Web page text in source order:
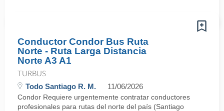
Conductor Condor Bus Ruta
Norte - Ruta Larga Distancia
Norte A3 A1
TURBUS
Todo Santiago R. M. 11/06/2026
Condor Requiere urgentemente contratar conductores
profesionales para rutas del norte del país (Santiago